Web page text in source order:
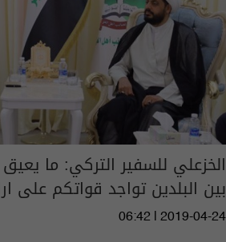
الخزعلي للسفير التركي: ما
بين البلدين تواجد قواتكم على
06:42 | 2019-04-24